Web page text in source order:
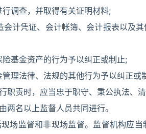
调查，并取得有关证明材料;
计凭证、会计帐簿、会计报表以及
基金资产的行为予以纠正或制止;
理法律、法规的其他行为予以纠正或
职责时，应当忠于职守、秉公执法、清
两名以上监督人员共同进行。
场监督和非现场监督。监督机构应